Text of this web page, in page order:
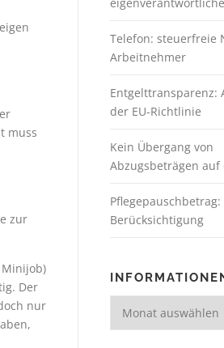
muss
zur
Der
nur
Telefon: steuerfreie
Arbeitnehmer
Entgelttransparenz:
der EU-Richtlinie
Kein Übergang von
Abzugsbeträgen auf
Berücksichtigung